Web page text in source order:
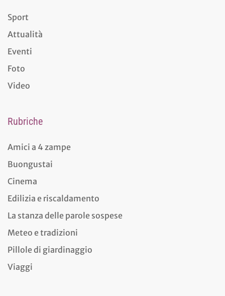
Sport
Attualità
Eventi
Foto
Video
Rubriche
Amici a 4 zampe
Buongustai
Cinema
Edilizia e riscaldamento
La stanza delle parole sospese
Meteo e tradizioni
Pillole di giardinaggio
Viaggi